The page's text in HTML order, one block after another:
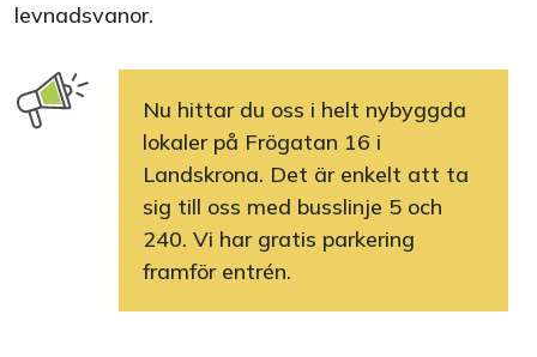
levnadsvanor.
Nu hittar du oss i helt nybyggda
lokaler på Frögatan 16 i
Landskrona. Det är enkelt att ta
sig till oss med busslinje 5 och
240. Vi har gratis parkering
framför entrén.